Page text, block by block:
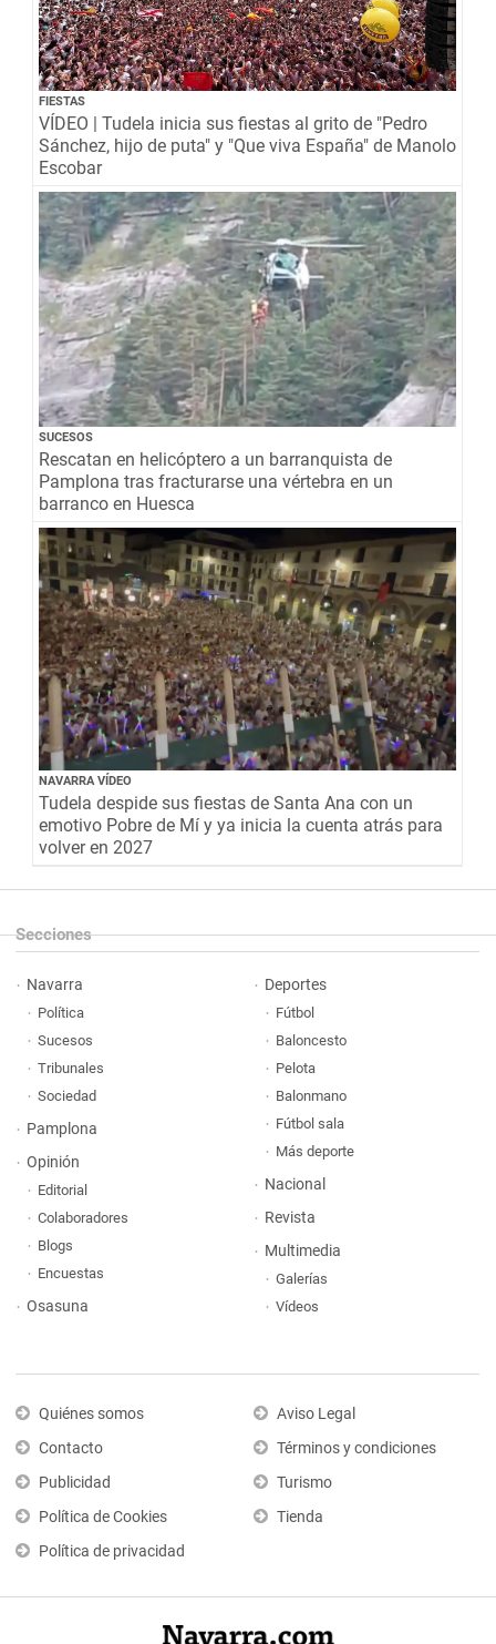
FIESTAS
VÍDEO | Tudela inicia sus fiestas al grito de "Pedro
Sánchez, hijo de puta" y "Que viva España" de Manolo
Escobar
SUCESOS
Rescatan en helicóptero a un barranquista de
Pamplona tras fracturarse una vértebra en un
barranco en Huesca
NAVARRA VÍDEO
Tudela despide sus fiestas de Santa Ana con un
emotivo Pobre de Mí y ya inicia la cuenta atrás para
volver en 2027
Secciones
Navarra
Política
Sucesos
Tribunales
Sociedad
Pamplona
Opinión
Editorial
Colaboradores
Blogs
Encuestas
Osasuna
Deportes
Fútbol
Baloncesto
Pelota
Balonmano
Fútbol sala
Más deporte
Nacional
Revista
Multimedia
Galerías
Vídeos
Quiénes somos
Contacto
Publicidad
Política de Cookies
Política de privacidad
Aviso Legal
Términos y condiciones
Turismo
Tienda